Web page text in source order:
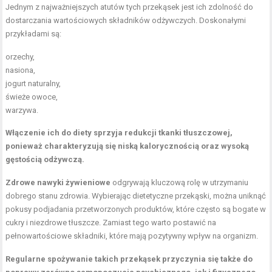
Jednym z najważniejszych atutów tych przekąsek jest ich zdolność do
dostarczania wartościowych składników odżywczych. Doskonałymi
przykładami są:
orzechy,
nasiona,
jogurt naturalny,
świeże owoce,
warzywa.
Włączenie ich do diety sprzyja redukcji tkanki tłuszczowej,
ponieważ charakteryzują się niską kalorycznością oraz wysoką
gęstością odżywczą.
Zdrowe nawyki żywieniowe odgrywają kluczową rolę w utrzymaniu
dobrego stanu zdrowia. Wybierając dietetyczne przekąski, można uniknąć
pokusy podjadania przetworzonych produktów, które często są bogate w
cukry i niezdrowe tłuszcze. Zamiast tego warto postawić na
pełnowartościowe składniki, które mają pozytywny wpływ na organizm.
Regularne spożywanie takich przekąsek przyczynia się także do